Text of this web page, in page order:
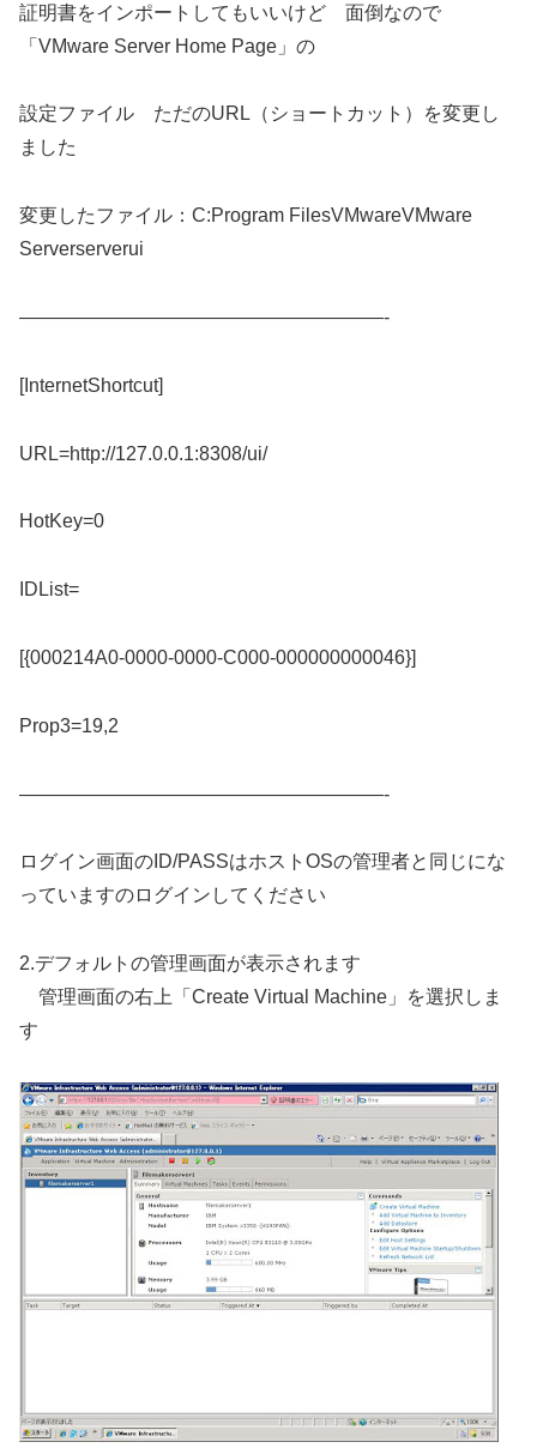
証明書をインポートしてもいいけど 面倒なので
「VMware Server Home Page」の
設定ファイル ただのURL（ショートカット）を変更し
ました
変更したファイル：C:Program FilesVMwareVMware
Serverserverui
———————————————————-
[InternetShortcut]
URL=http://127.0.0.1:8308/ui/
HotKey=0
IDList=
[{000214A0-0000-0000-C000-000000000046}]
Prop3=19,2
———————————————————-
ログイン画面のID/PASSはホストOSの管理者と同じにな
っていますのログインしてください
2.デフォルトの管理画面が表示されます
管理画面の右上「Create Virtual Machine」を選択しま
す